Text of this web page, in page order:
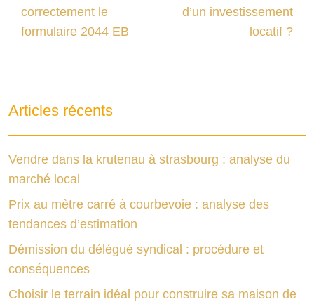
correctement le
formulaire 2044 EB
d’un investissement
locatif ?
Articles récents
Vendre dans la krutenau à strasbourg : analyse du
marché local
Prix au mètre carré à courbevoie : analyse des
tendances d’estimation
Démission du délégué syndical : procédure et
conséquences
Choisir le terrain idéal pour construire sa maison de